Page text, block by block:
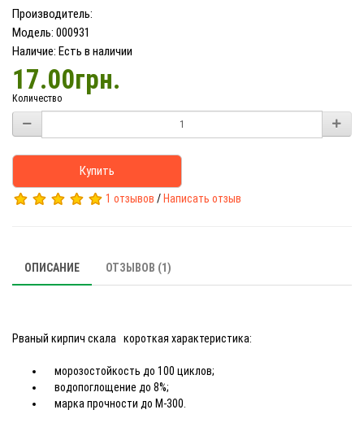
Производитель:
Модель: 000931
Наличие: Есть в наличии
17.00грн.
Количество
Купить
1 отзывов / Написать отзыв
ОПИСАНИЕ ОТЗЫВОВ (1)
Рваный кирпич скала короткая характеристика:
морозостойкость до 100 циклов;
водопоглощение до 8%;
марка прочности до М-300.